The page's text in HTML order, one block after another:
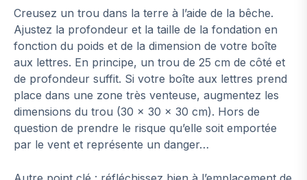
Creusez un trou dans la terre à l’aide de la bêche.
Ajustez la profondeur et la taille de la fondation en
fonction du poids et de la dimension de votre boîte
aux lettres. En principe, un trou de 25 cm de côté et
de profondeur suffit. Si votre boîte aux lettres prend
place dans une zone très venteuse, augmentez les
dimensions du trou (30 x 30 x 30 cm). Hors de
question de prendre le risque qu’elle soit emportée
par le vent et représente un danger…